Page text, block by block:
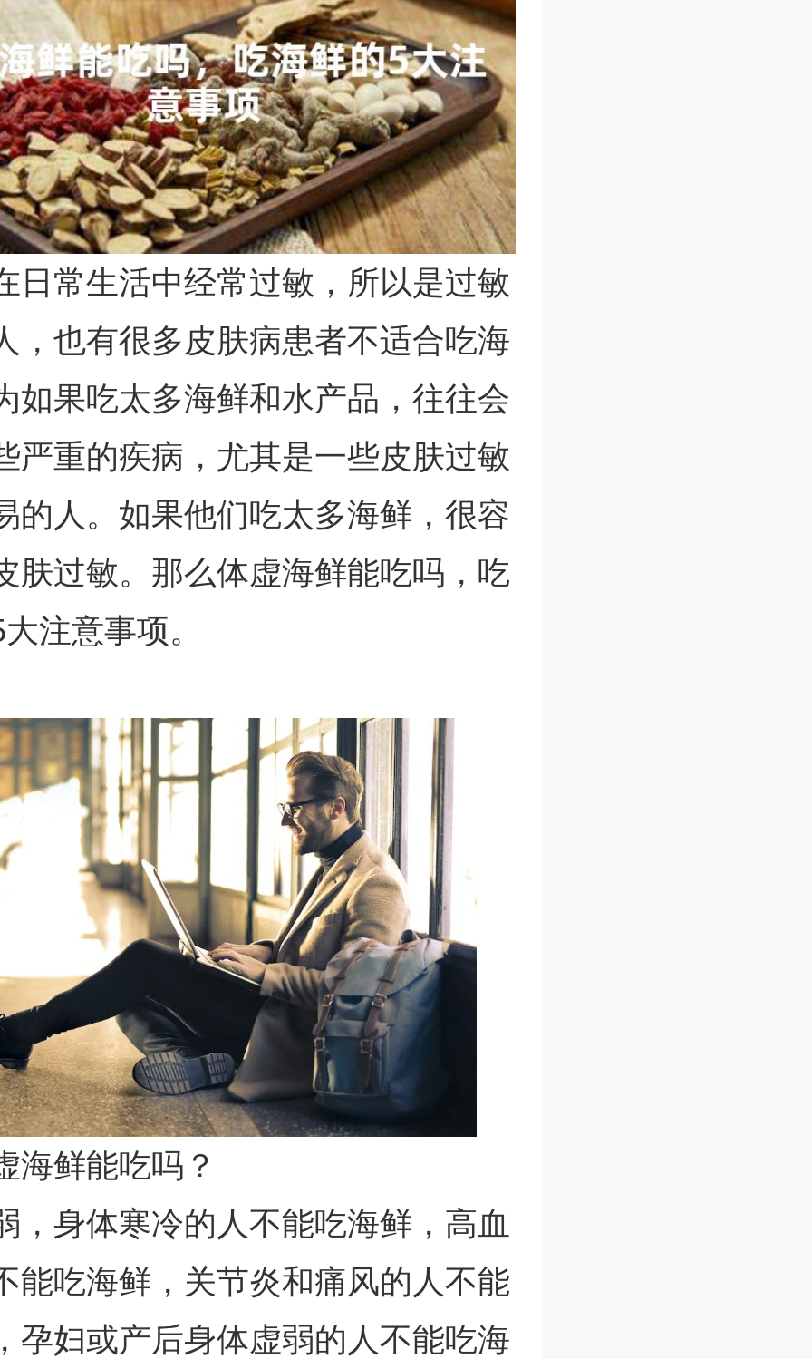
日常生活中经常过敏，所以是过敏
，也有很多皮肤病患者不适合吃海
如果吃太多海鲜和水产品，往往会
严重的疾病，尤其是一些皮肤过敏
的人。如果他们吃太多海鲜，很容
肤过敏。那么体虚海鲜能吃吗，吃
注意事项。
海鲜能吃吗？
，身体寒冷的人不能吃海鲜，高血
能吃海鲜，关节炎和痛风的人不能
孕妇或产后身体虚弱的人不能吃海